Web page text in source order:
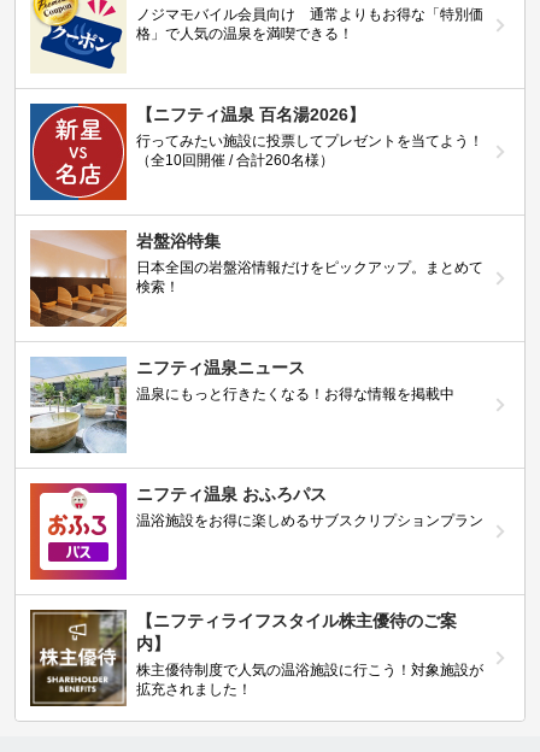
ノジマモバイル会員向け 通常よりもお得な「特別価
格」で人気の温泉を満喫できる！
【ニフティ温泉 百名湯2026】
行ってみたい施設に投票してプレゼントを当てよう！
（全10回開催 / 合計260名様）
岩盤浴特集
日本全国の岩盤浴情報だけをピックアップ。まとめて
検索！
ニフティ温泉ニュース
温泉にもっと行きたくなる！お得な情報を掲載中
ニフティ温泉 おふろパス
温浴施設をお得に楽しめるサブスクリプションプラン
【ニフティライフスタイル株主優待のご案
内】
株主優待制度で人気の温浴施設に行こう！対象施設が
拡充されました！